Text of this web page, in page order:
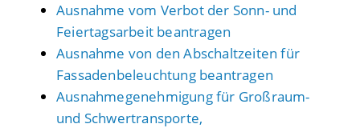
Ausnahme vom Verbot der Sonn- und
Feiertagsarbeit beantragen
Ausnahme von den Abschaltzeiten für
Fassadenbeleuchtung beantragen
Ausnahmegenehmigung für Großraum-
und Schwertransporte,